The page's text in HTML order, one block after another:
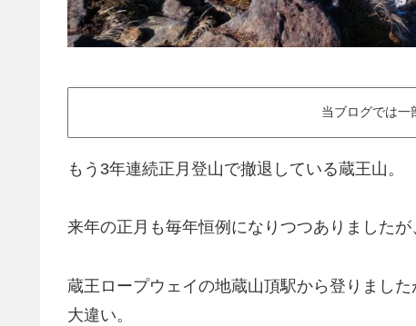
当ブログでは一
もう3年連続正月登山で撤退している蔵王山。
来年の正月も毎年恒例になりつつありました
蔵王ロープウェイの地蔵山頂駅から登りまし
大違い。